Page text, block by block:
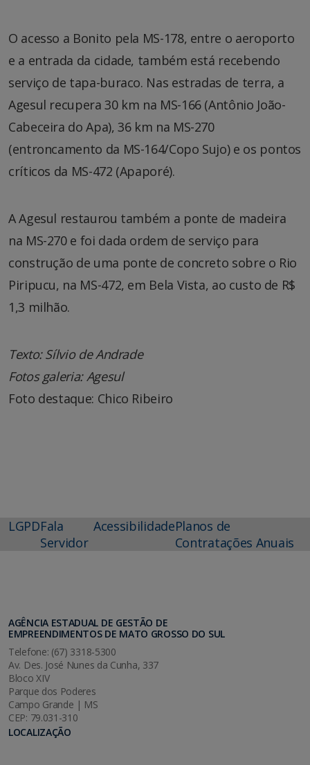
O acesso a Bonito pela MS-178, entre o aeroporto
e a entrada da cidade, também está recebendo
serviço de tapa-buraco. Nas estradas de terra, a
Agesul recupera 30 km na MS-166 (Antônio João-
Cabeceira do Apa), 36 km na MS-270
(entroncamento da MS-164/Copo Sujo) e os pontos
críticos da MS-472 (Apaporé).
A Agesul restaurou também a ponte de madeira
na MS-270 e foi dada ordem de serviço para
construção de uma ponte de concreto sobre o Rio
Piripucu, na MS-472, em Bela Vista, ao custo de R$
1,3 milhão.
Texto: Sílvio de Andrade
Fotos galeria: Agesul
Foto destaque: Chico Ribeiro
LGPDFala
Servidor
AcessibilidadePlanos de
Contratações Anuais
AGÊNCIA ESTADUAL DE GESTÃO DE
EMPREENDIMENTOS DE MATO GROSSO DO SUL
Telefone: (67) 3318-5300
Av. Des. José Nunes da Cunha, 337
Bloco XIV
Parque dos Poderes
Campo Grande | MS
CEP: 79.031-310
LOCALIZAÇÃO